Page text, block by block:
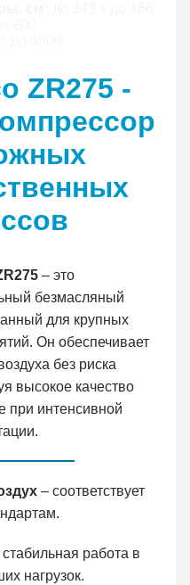
ZR275 -
– это
безмасляный
для крупных
Он обеспечивает
без риска
высокое качество
при интенсивной
– соответствует
стабильная работа в
нагрузок.